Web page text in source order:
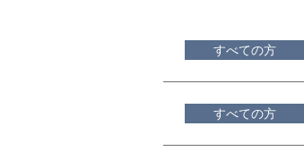
すべての方
すべての方